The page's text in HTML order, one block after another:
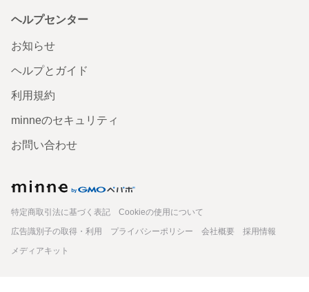
ヘルプセンター
お知らせ
ヘルプとガイド
利用規約
minneのセキュリティ
お問い合わせ
特定商取引法に基づく表記
Cookieの使用について
広告識別子の取得・利用
プライバシーポリシー 会社概要
採用情報
メディアキット